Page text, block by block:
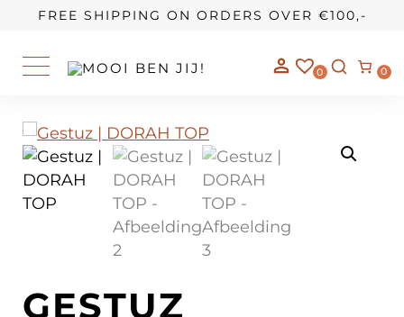
FREE SHIPPING ON ORDERS OVER €100,-
0 0
OUR STORY
GESTUZ